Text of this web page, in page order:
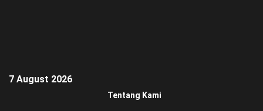
7 August 2026
Tentang Kami